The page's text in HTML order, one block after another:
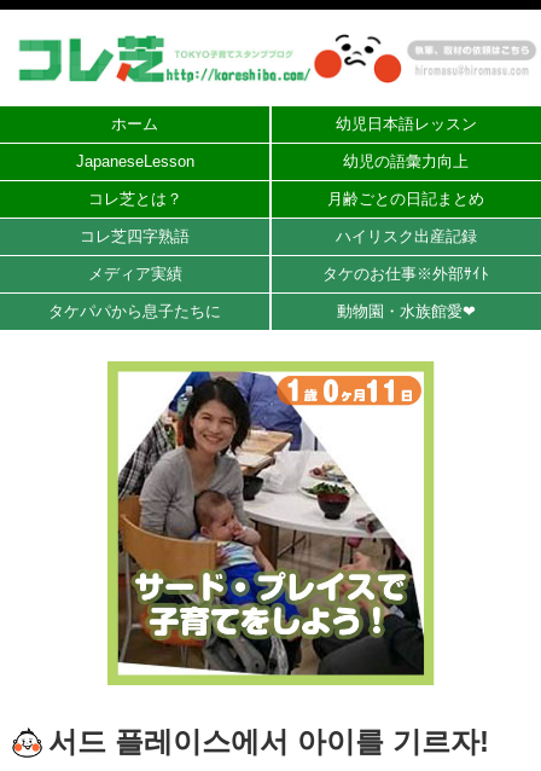
ホーム 幼児日本語レッスン
JapaneseLesson 幼児の語彙力向上
コレ芝とは？ 月齢ごとの日記まとめ
コレ芝四字熟語 ハイリスク出産記録
メディア実績 タケのお仕事※外部ｻｲﾄ
タケパパから息子たちに 動物園・水族館愛❤︎
서드 플레이스에서 아이를 기르자!